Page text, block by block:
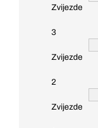
Zvijezde
3
Zvijezde
2
Zvijezde